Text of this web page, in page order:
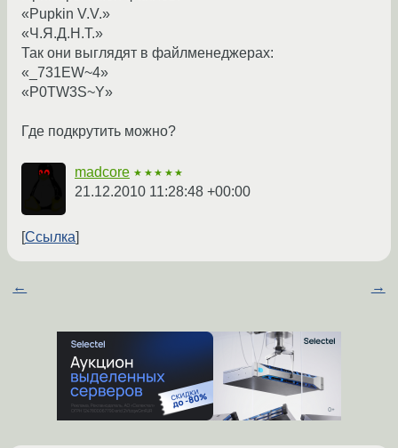
«Pupkin V.V.»
«Ч.Я.Д.Н.Т.»
Так они выглядят в файлменеджерах:
«_731EW~4»
«P0TW3S~Y»
Где подкрутить можно?
madcore ★★★★★
21.12.2010 11:28:48 +00:00
Ссылка
← →